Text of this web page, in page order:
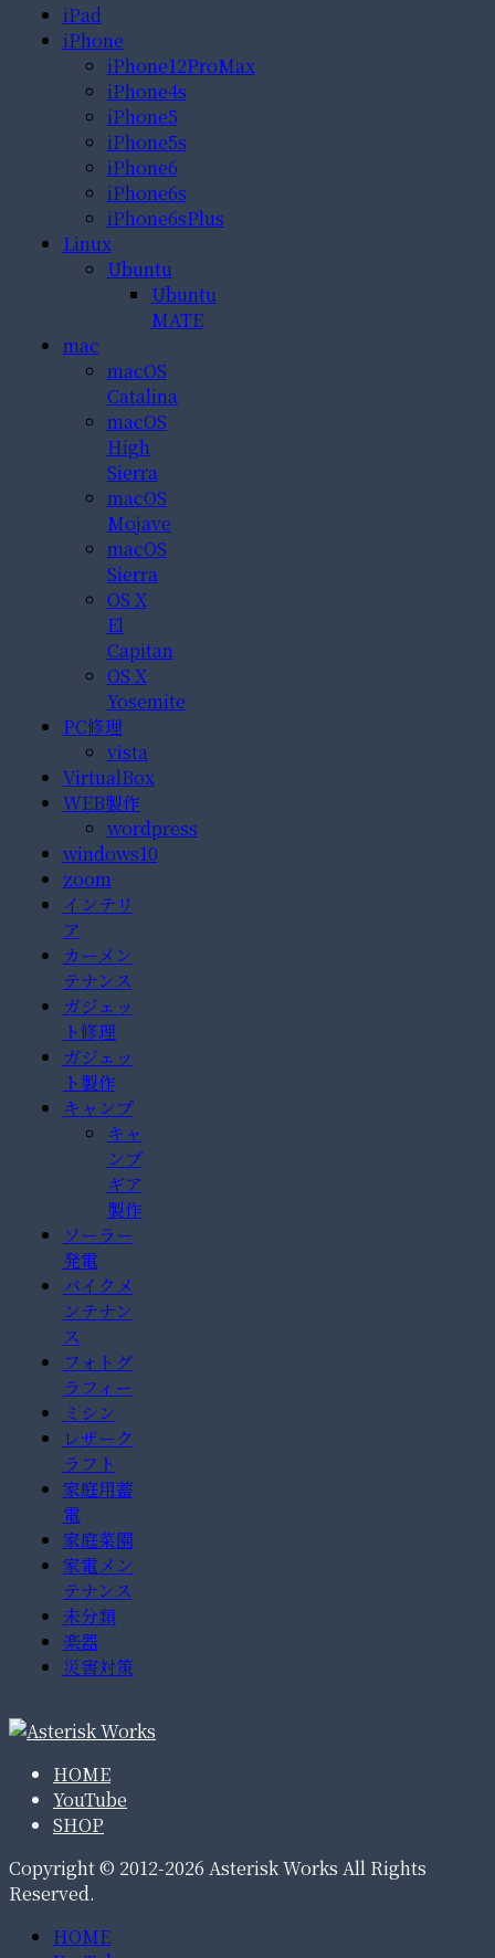
iPad
iPhone
iPhone12ProMax
iPhone4s
iPhone5
iPhone5s
iPhone6
iPhone6s
iPhone6sPlus
Linux
Ubuntu
Ubuntu
MATE
mac
macOS
Catalina
macOS
High
Sierra
macOS
Mojave
macOS
Sierra
OS X
El
Capitan
OS X
Yosemite
PC修理
vista
VirtualBox
WEB製作
wordpress
windows10
zoom
インテリ
ア
カーメン
テナンス
ガジェッ
ト修理
ガジェッ
ト製作
キャンプ
キャ
ンプ
ギア
製作
ソーラー
発電
バイクメ
ンテナン
ス
フォトグ
ラフィー
ミシン
レザーク
ラフト
家庭用蓄
電
家庭菜園
家電メン
テナンス
未分類
楽器
災害対策
HOME
YouTube
SHOP
Copyright © 2012-2026 Asterisk Works All Rights
Reserved.
HOME